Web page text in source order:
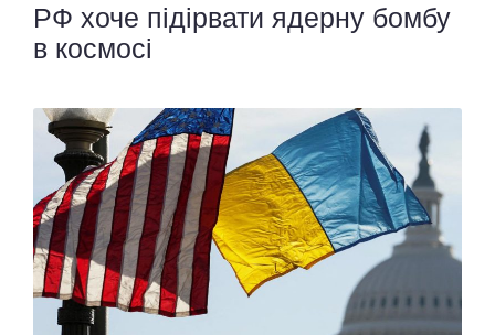
РФ хоче підірвати ядерну бомбу
в космосі